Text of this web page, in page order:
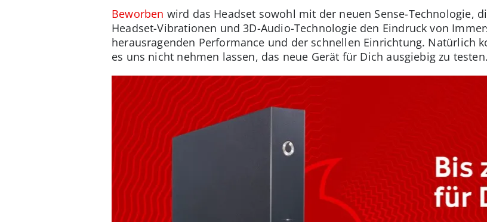
Beworben wird das Headset sowohl mit der neuen Sense-Technologie,
Headset-Vibrationen und 3D-Audio-Technologie den Eindruck von
herausragenden Performance und der schnellen Einrichtung. Natürlich
es uns nicht nehmen lassen, das neue Gerät für Dich ausgiebig zu testen.